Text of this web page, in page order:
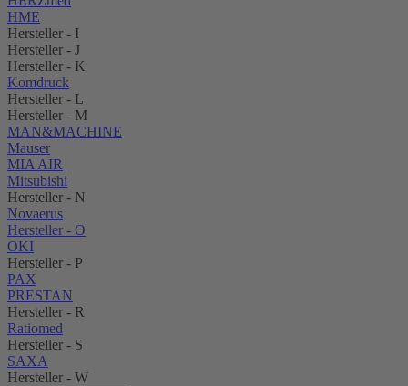
HME
Hersteller - I
Hersteller - J
Hersteller - K
Komdruck
Hersteller - L
Hersteller - M
MAN&MACHINE
Mauser
MIA AIR
Mitsubishi
Hersteller - N
Novaerus
Hersteller - O
OKI
Hersteller - P
PAX
PRESTAN
Hersteller - R
Ratiomed
Hersteller - S
SAXA
Hersteller - W